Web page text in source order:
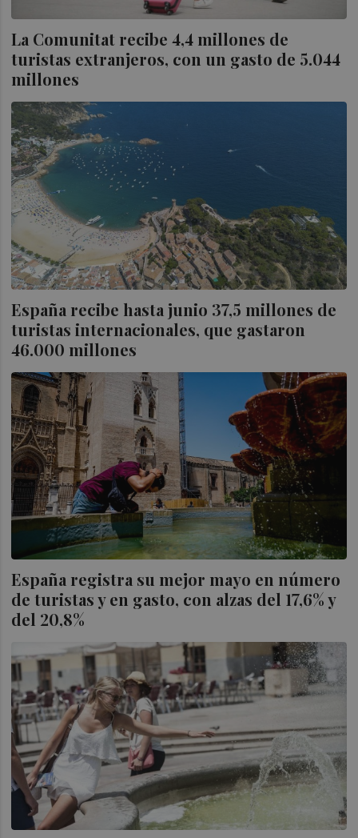
La Comunitat recibe 4,4 millones de
turistas extranjeros, con un gasto de 5.044
millones
España recibe hasta junio 37,5 millones de
turistas internacionales, que gastaron
46.000 millones
España registra su mejor mayo en número
de turistas y en gasto, con alzas del 17,6% y
del 20,8%